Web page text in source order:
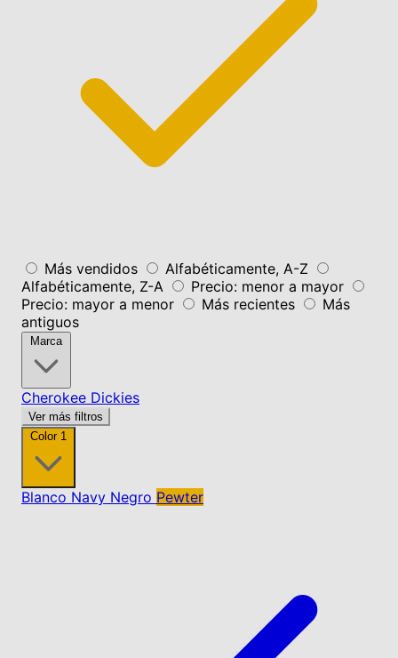
Más vendidos
Alfabéticamente, A-Z
Alfabéticamente, Z-A
Precio: menor a mayor
Precio: mayor a menor
Más recientes
Más
antiguos
Marca
Cherokee Dickies
Ver más filtros
Color 1
Blanco Navy Negro Pewter